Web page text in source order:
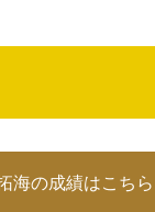
海の成績はこちら